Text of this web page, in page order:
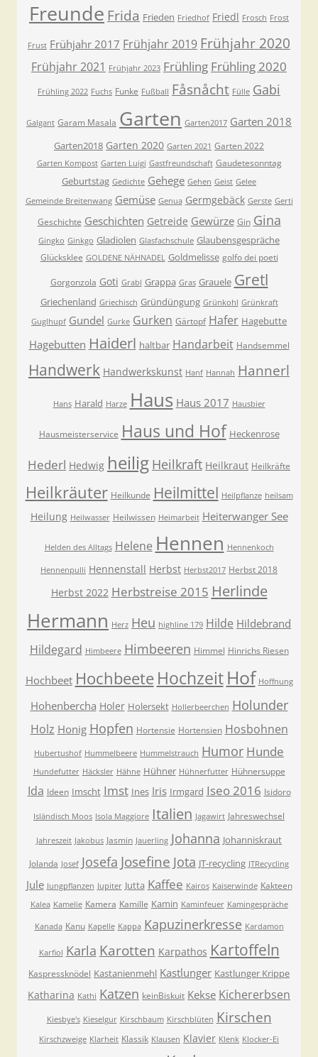
Freunde Frida Frieden Friedhof Friedl Frosch Frost
Frust Frühjahr 2017 Frühjahr 2019 Frühjahr 2020
Frühjahr 2021 Frühjahr 2023 Frühling Frühling 2020
Frühling 2022 Fuchs Funke Fußball Fåsnåcht Fülle Gabi
Galgant Garam Masala Garten Garten2017 Garten 2018
Garten2018 Garten 2020 Garten 2021 Garten 2022
Garten Kompost Garten Luigi Gastfreundschaft Gaudetesonntag
Geburtstag Gedichte Gehege Gehen Geist Gelee
Gemeinde Breitenwang Gemüse Genua Germgebäck Gerste Gerti
Geschichte Geschichten Getreide Gewürze Gin Gina
Gingko Ginkgo Gladiolen Glasfachschule Glaubensgespräche
Glücksklee GOLDENE NÄHNADEL Goldmelisse golfo dei poeti
Gorgonzola Goti Grabl Grappa Gras Grauele Gretl
Griechenland Griechisch Gründüngung Grünkohl Grünkraft
Guglhupf Gundel Gurke Gurken Gärtopf Hafer Hagebutte
Hagebutten Haiderl haltbar Handarbeit Handsemmel
Handwerk Handwerkskunst Hanf Hannah Hannerl
Hans Harald Harze Haus Haus 2017 Hausbier
Hausmeisterservice Haus und Hof Heckenrose
Hederl Hedwig heilig Heilkraft Heilkraut Heilkräfte
Heilkräuter Heilkunde Heilmittel Heilpflanze heilsam
Heilung Heilwasser Heilwissen Heimarbeit Heiterwanger See
Helden des Alltags Helene Hennen Hennenkoch
Hennenpulli Hennenstall Herbst Herbst2017 Herbst 2018
Herbst 2022 Herbstreise 2015 Herlinde
Hermann Herz Heu highline 179 Hilde Hildebrand
Hildegard Himbeere Himbeeren Himmel Hinrichs Riesen
Hochbeet Hochbeete Hochzeit Hof Hoffnung
Hohenbercha Holer Holersekt Hollerbeerchen Holunder
Holz Honig Hopfen Hortensie Hortensien Hosbohnen
Hubertushof Hummelbeere Hummelstrauch Humor Hunde
Hundefutter Häcksler Hähne Hühner Hühnerfutter Hühnersuppe
Ida Ideen Imscht Imst Ines Iris Irmgard Iseo 2016 Isidoro
Isländisch Moos Isola Maggiore Italien Jagawirt Jahreswechsel
Jahreszeit Jakobus Jasmin Jauerling Johanna Johanniskraut
Jolanda Josef Josefa Josefine Jota JT-recycling JTRecycling
Jule Jungpflanzen Jupiter Jutta Kaffee Kairos Kaiserwinde Kakteen
Kalea Kamelie Kamera Kamille Kamin Kaminfeuer Kamingespräche
Kanada Kanu Kapelle Kappa Kapuzinerkresse Kardamon
Karfiol Karla Karotten Karpathos Kartoffeln
Kaspressknödel Kastanienmehl Kastlunger Kastlunger Krippe
Katharina Kathi Katzen keinBiskuit Kekse Kichererbsen
Kiesbye's Kieselgur Kirschbaum Kirschblüten Kirschen
Kirschzweige Klarheit Klassik Klausen Klavier Klenk Klocker-Ei